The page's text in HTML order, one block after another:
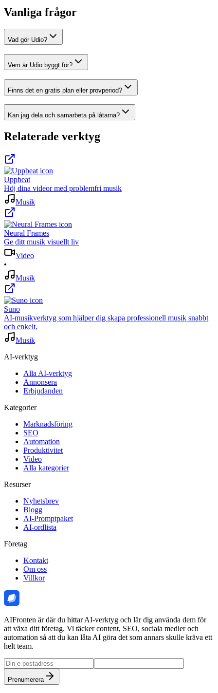
Vanliga frågor
Vad gör Udio?
Vem är Udio byggt för?
Finns det en gratis plan eller provperiod?
Kan jag dela och samarbeta på låtarna?
Relaterade verktyg
Uppbeat
Höj dina videor med problemfri musik
Musik
Neural Frames
Ge ditt musik visuellt liv
Video
•
Musik
Suno
AI-musikverktyg som hjälper dig skapa professionell musik snabbt
och enkelt.
Musik
AI-verktyg
Alla AI-verktyg
Annonsera
Erbjudanden
Kategorier
Marknadsföring
SEO
Automation
Produktivitet
Video
Alla kategorier
Resurser
Nyhetsbrev
Blogg
AI-Promptpaket
AI-ordlista
Företag
Kontakt
Om oss
Villkor
AIFronten är där du hittar AI-verktyg och lär dig använda dem för
att växa ditt företag. Vi täcker content, SEO, sociala medier och
automation så att du kan låta AI göra det som annars skulle kräva ett
helt team.
Prenumerera